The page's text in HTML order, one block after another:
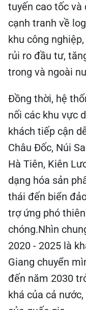
tuyến cao tốc và
cạnh tranh về
khu công
rủi ro đầu tư,
trong và ngoài
Đồng thời, hệ
nối các khu vực
khách tiếp cận
Châu Đốc, Núi
Hà Tiên, Kiên
dạng hóa sản
thái đến biển
trợ ứng phó
chóng.Nhìn
2020 - 2025 là
Giang chuyển
đến năm 2030
khá của cả